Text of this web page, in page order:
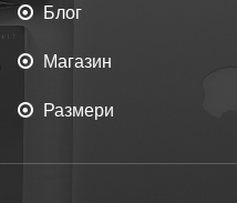
Блог
Магазин
Размери